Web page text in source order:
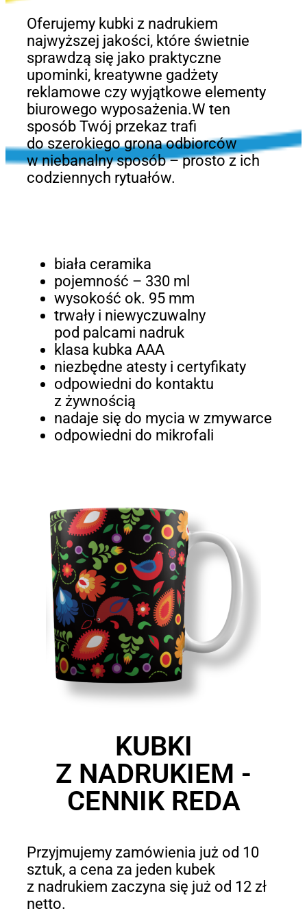
Oferujemy kubki z nadrukiem
najwyższej jakości, które świetnie
sprawdzą się jako praktyczne
upominki, kreatywne gadżety
reklamowe czy wyjątkowe elementy
biurowego wyposażenia.W ten
sposób Twój przekaz trafi
do szerokiego grona odbiorców
w niebanalny sposób – prosto z ich
codziennych rytuałów.
biała ceramika
pojemność – 330 ml
wysokość ok. 95 mm
trwały i niewyczuwalny
pod palcami nadruk
klasa kubka AAA
niezbędne atesty i certyfikaty
odpowiedni do kontaktu
z żywnością
nadaje się do mycia w zmywarce
odpowiedni do mikrofali
KUBKI
Z NADRUKIEM -
CENNIK REDA
Przyjmujemy zamówienia już od 10
sztuk, a cena za jeden kubek
z nadrukiem zaczyna się już od 12 zł
netto.